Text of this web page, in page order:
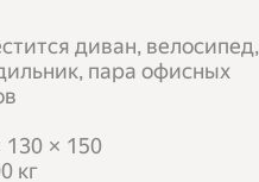
диван, велосипед,
пара офисных
130 × 150
кг